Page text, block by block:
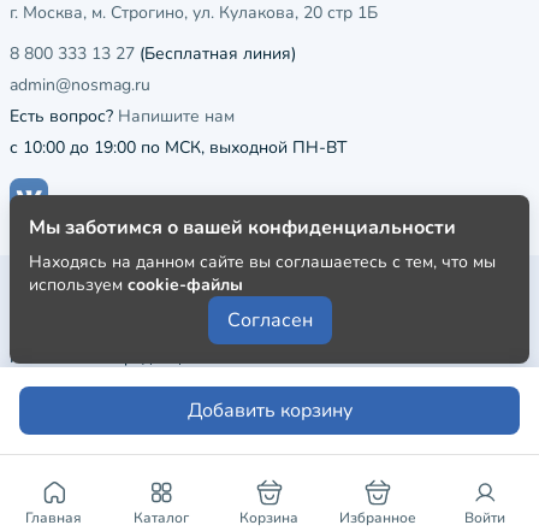
Добавить корзину
Главная Каталог Корзина Избранное Войти
г. Москва, м. Строгино, ул. Кулакова, 20 стр 1Б
8 800 333 13 27 (Бесплатная линия)
admin@nosmag.ru
Есть вопрос? Напишите нам
с 10:00 до 19:00 по МСК, выходной ПН-ВТ
Публичная оферта
Пользовательское соглашение
Политика конфиденциальности
Мы заботимся о вашей конфиденциальности
Находясь на данном сайте вы соглашаетесь с тем, что мы
используем cookie-файлы
Согласен